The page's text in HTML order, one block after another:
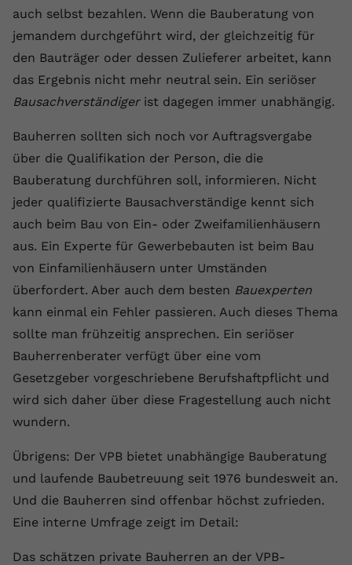
auch selbst bezahlen. Wenn die Bauberatung von
jemandem durchgeführt wird, der gleichzeitig für
den Bauträger oder dessen Zulieferer arbeitet, kann
das Ergebnis nicht mehr neutral sein. Ein seriöser
Bausachverständigerist dagegen immer unabhängig.
Bauherren sollten sich noch vor Auftragsvergabe
über die Qualifikation der Person, die die
Bauberatung durchführen soll, informieren. Nicht
jeder qualifizierte Bausachverständige kennt sich
auch beim Bau von Ein- oder Zweifamilienhäusern
aus. Ein Experte für Gewerbebauten ist beim Bau
von Einfamilienhäusern unter Umständen
überfordert. Aber auch dem besten Bauexperten
kann einmal ein Fehler passieren. Auch dieses Thema
sollte man frühzeitig ansprechen. Ein seriöser
Bauherrenberater verfügt über eine vom
Gesetzgeber vorgeschriebene Berufshaftpflicht und
wird sich daher über diese Fragestellung auch nicht
wundern.
Übrigens: Der VPB bietet unabhängige Bauberatung
und laufende Baubetreuung seit 1976 bundesweit an.
Und die Bauherren sind offenbar höchst zufrieden.
Eine interne Umfrage zeigt im Detail:
Das schätzen private Bauherren an der VPB-